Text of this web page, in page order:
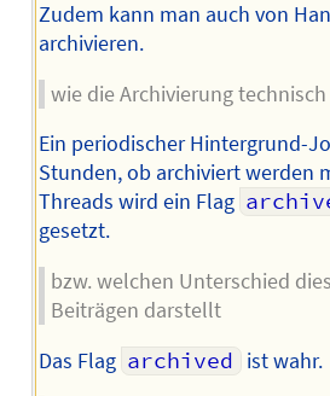
Zudem kann man auch von
archivieren.
wie die Archivierung
Ein periodischer Hintergrund-
Stunden, ob archiviert werden
Threads wird ein Flag
gesetzt.
bzw. welchen Unterschied
Beiträgen darstellt
Das Flag archived ist wahr.